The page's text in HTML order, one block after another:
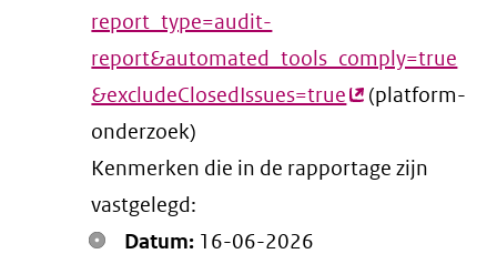
report_type=audit-
report&automated_tools_comply=true
&excludeClosedIssues=true(externe
(platform-
onderzoek)
Kenmerken die in de rapportage zijn
vastgelegd:
Datum: 16-06-2026